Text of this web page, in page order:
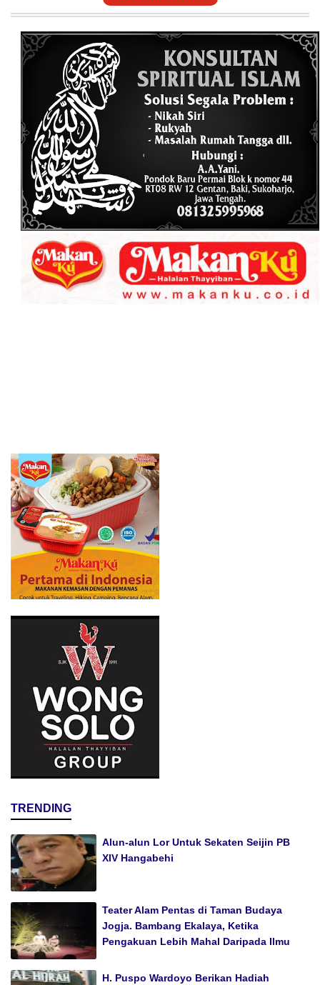
TRENDING
Alun-alun Lor Untuk Sekaten Seijin PB
XIV Hangabehi
Teater Alam Pentas di Taman Budaya
Jogja. Bambang Ekalaya, Ketika
Pengakuan Lebih Mahal Daripada Ilmu
H. Puspo Wardoyo Berikan Hadiah